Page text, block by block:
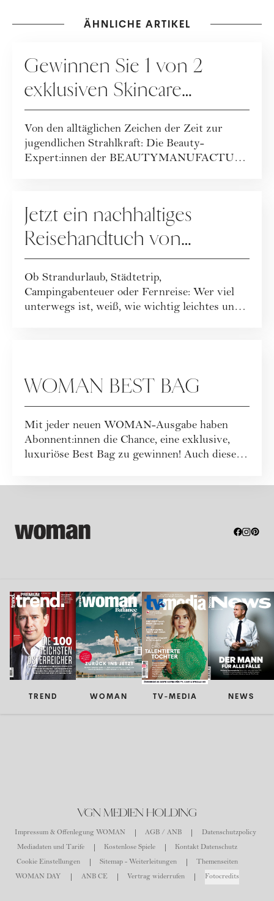
ÄHNLICHE ARTIKEL
Gewinnen Sie 1 von 2
exklusiven Skincare
Packages der
BEAUTYMANUFACTUR!
Von den alltäglichen Zeichen der Zeit zur
jugendlichen Strahlkraft: Die Beauty-
Expert:innen der BEAUTYMANUFACTUR
Jetzt ein nachhaltiges
Reisehandtuch von
Buvanha gewinnen
Ob Strandurlaub, Städtetrip,
Campingabenteuer oder Fernreise: Wer viel
unterwegs ist, weiß, wie wichtig leichtes und
WOMAN BEST BAG
Mit jeder neuen WOMAN-Ausgabe haben
Abonnent:innen die Chance, eine exklusive,
luxuriöse Best Bag zu gewinnen! Auch dieses
TREND WOMAN TV-MEDIA NEWS
VGN MEDIEN HOLDING
Impressum & Offenlegung WOMAN AGB / ANB
Datenschutzpolicy
Mediadaten und Tarife
Kostenlose Spiele
Kontakt Datenschutz
Cookie Einstellungen
Sitemap - Weiterleitungen
Themenseiten
WOMAN DAY
ANB CE Vertrag widerrufen Fotocredits